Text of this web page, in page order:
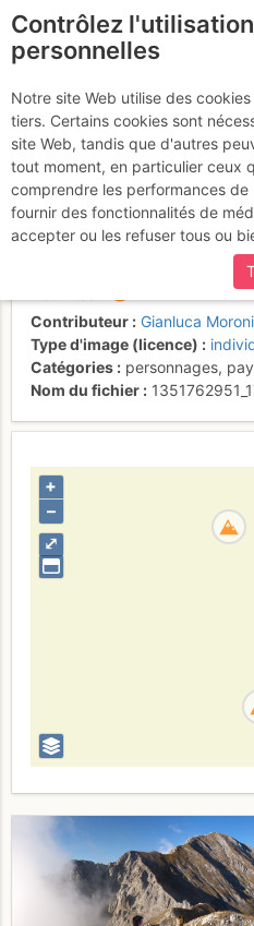
Vetta dello
Chignoli; si
verso il
Grigna....
Contributeur
Gianluca Moroni
Type d'image (licence)
Catégories
personnages,
Nom du fichier
⤢
+
–
Contrôlez
personnelles
Notre site Web utilise des
tiers. Certains cookies sont
site Web, tandis que d'autres
tout moment, en particulier ceux
comprendre les performances
fournir des fonctionnalités de
accepter ou les refuser tous ou